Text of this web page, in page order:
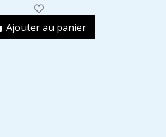
Ajouter au panier